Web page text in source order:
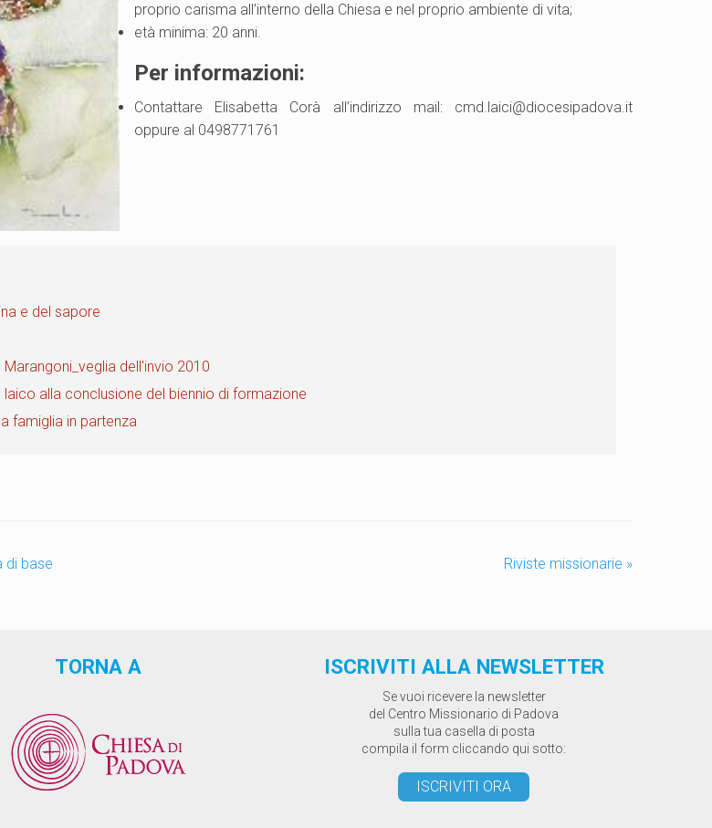
proprio carisma all’interno della Chiesa e nel proprio ambiente di vita;
età minima: 20 anni.
Per informazioni:
Contattare Elisabetta Corà all’indirizzo mail: cmd.laici@diocesipadova.it
oppure al 0498771761
e del sapore
dell'invio 2010
laico alla conclusione del biennio di formazione
famiglia in partenza
di base Riviste missionarie »
TORNA A ISCRIVITI ALLA NEWSLETTER
Se vuoi ricevere la newsletter
del Centro Missionario di Padova
sulla tua casella di posta
compila il form cliccando qui sotto:
ISCRIVITI ORA